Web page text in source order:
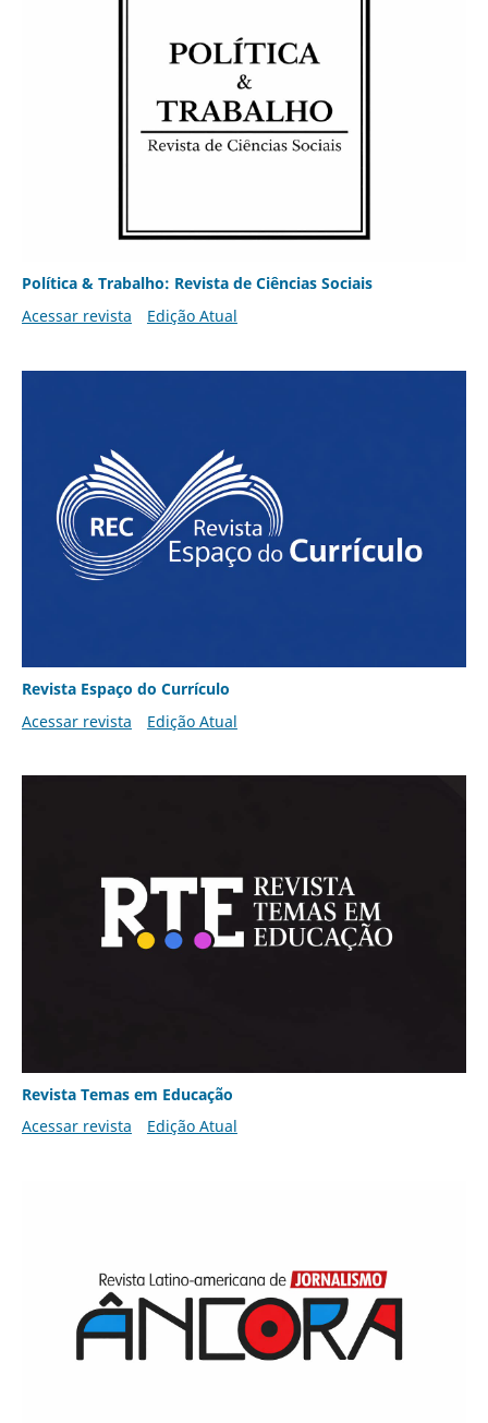
Política & Trabalho: Revista de Ciências Sociais
Acessar revista
Edição Atual
Revista Espaço do Currículo
Acessar revista
Edição Atual
Revista Temas em Educação
Acessar revista
Edição Atual